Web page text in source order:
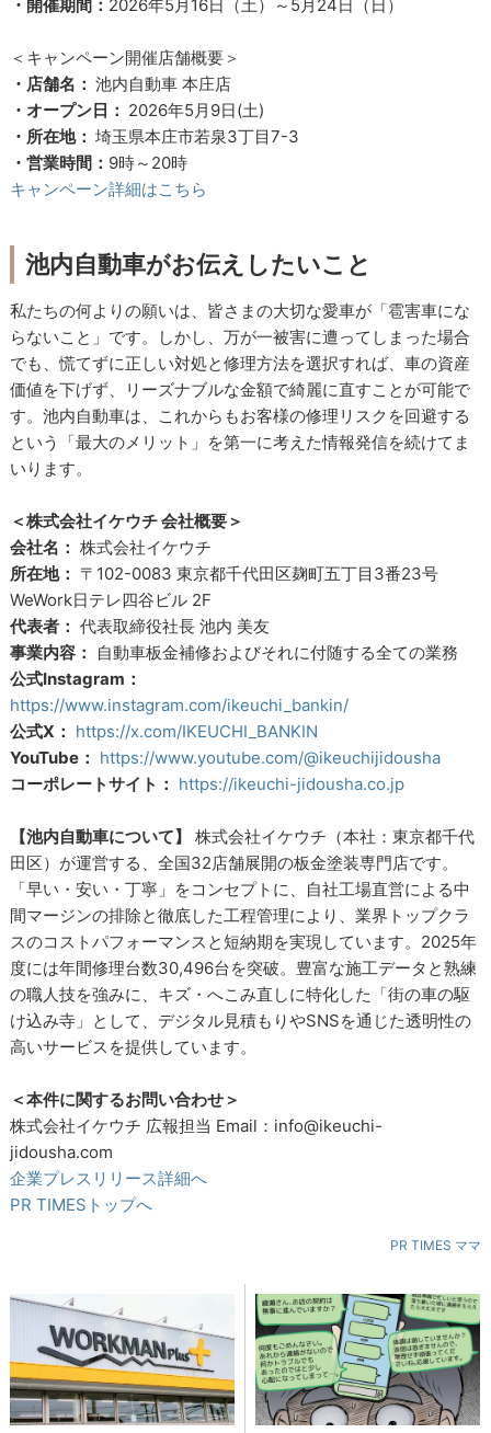
・開催期間： 2026年5月16日（土）～5月24日（日）
＜キャンペーン開催店舗概要＞
・店舗名：池内自動車 本庄店
・オープン日： 2026年5月9日(土)
・所在地：埼玉県本庄市若泉3丁目7-3
・営業時間： 9時～20時
キャンペーン詳細はこちら
池内自動車がお伝えしたいこと
私たちの何よりの願いは、皆さまの大切な愛車が「雹害車にな
らないこと」です。しかし、万が一被害に遭ってしまった場合
でも、慌てずに正しい対処と修理方法を選択すれば、車の資産
価値を下げず、リーズナブルな金額で綺麗に直すことが可能で
す。池内自動車は、これからもお客様の修理リスクを回避する
という「最大のメリット」を第一に考えた情報発信を続けてま
いります。
＜株式会社イケウチ 会社概要＞
会社名： 株式会社イケウチ
所在地： 〒102-0083 東京都千代田区麹町五丁目3番23号
WeWork日テレ四谷ビル 2F
代表者： 代表取締役社長 池内 美友
事業内容：
自動車板金補修およびそれに付随する全ての業務
公式Instagram：
https://www.instagram.com/ikeuchi_bankin/
公式X： https://x.com/IKEUCHI_BANKIN
YouTube： https://www.youtube.com/@ikeuchijidousha
コーポレートサイト： https://ikeuchi-jidousha.co.jp
【池内自動車について】
株式会社イケウチ（本社：東京都千代
田区）が運営する、全国32店舗展開の板金塗装専門店です。
「早い・安い・丁寧」をコンセプトに、自社工場直営による中
間マージンの排除と徹底した工程管理により、業界トップクラ
スのコストパフォーマンスと短納期を実現しています。2025年
度には年間修理台数30,496台を突破。豊富な施工データと熟練
の職人技を強みに、キズ・へこみ直しに特化した「街の車の駆
け込み寺」として、デジタル見積もりやSNSを通じた透明性の
高いサービスを提供しています。
＜本件に関するお問い合わせ＞
株式会社イケウチ 広報担当 Email：info@ikeuchi-
jidousha.com
企業プレスリリース詳細へ
PR TIMESトップへ
PR TIMES ママ